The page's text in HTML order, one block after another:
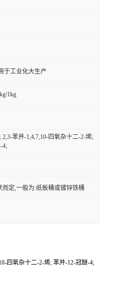
于工业化大生产
1kg
2,3-苯并-1,4,7,10-四氧杂十二-2-烯;
4;
而定,一般为:纸板桶或镀锌铁桶
四氧杂十二-2-烯; 苯并-12-冠醚-4;